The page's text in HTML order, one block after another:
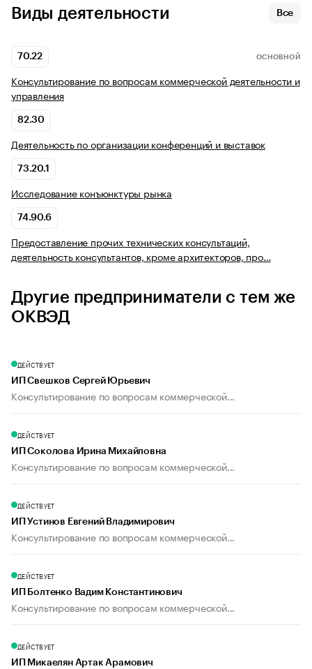
Виды деятельности Все
70.22 ОСНОВНОЙ
Консультирование по вопросам коммерческой деятельности и
управления
82.30
Деятельность по организации конференций и выставок
73.20.1
Исследование конъюнктуры рынка
74.90.6
Предоставление прочих технических консультаций,
деятельность консультантов, кроме архитекторов, про…
Другие предприниматели с тем же
ОКВЭД
ДЕЙСТВУЕТ
ИП Свешков Сергей Юрьевич
Консультирование по вопросам коммерческой...
ДЕЙСТВУЕТ
ИП Соколова Ирина Михайловна
Консультирование по вопросам коммерческой...
ДЕЙСТВУЕТ
ИП Устинов Евгений Владимирович
Консультирование по вопросам коммерческой...
ДЕЙСТВУЕТ
ИП Болтенко Вадим Константинович
Консультирование по вопросам коммерческой...
ДЕЙСТВУЕТ
ИП Микаелян Артак Арамович